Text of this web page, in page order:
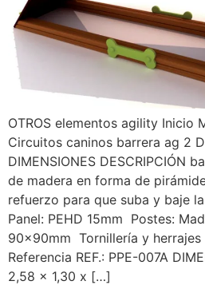
OTROS elementos agility Inicio
Circuitos caninos barrera ag 2
DIMENSIONES DESCRIPCIÓN
de madera en forma de
refuerzo para que suba y baje
Panel: PEHD 15mm Postes:
90x90mm Tornillería y herrajes
Referencia REF.: PPE-007A
2,58 x 1,30 x […]